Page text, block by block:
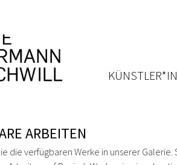
ARBEITEN
die verfügbaren Werke in unserer